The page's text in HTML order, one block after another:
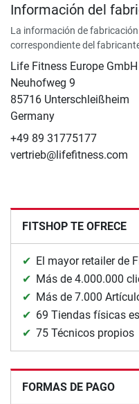
Información del
La información de
correspondiente del
Life Fitness Europe GmbH
Neuhofweg 9
85716 Unterschleißheim
Germany
+49 89 31775177
vertrieb@lifefitness.com
FITSHOP TE OFRECE
El mayor retailer de
Más de 4.000.000
Más de 7.000
69 Tiendas físicas
75 Técnicos propios
FORMAS DE PAGO